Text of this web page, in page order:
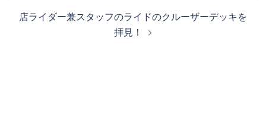
店ライダー兼スタッフのライドのクルーザーデッキを
拝見！